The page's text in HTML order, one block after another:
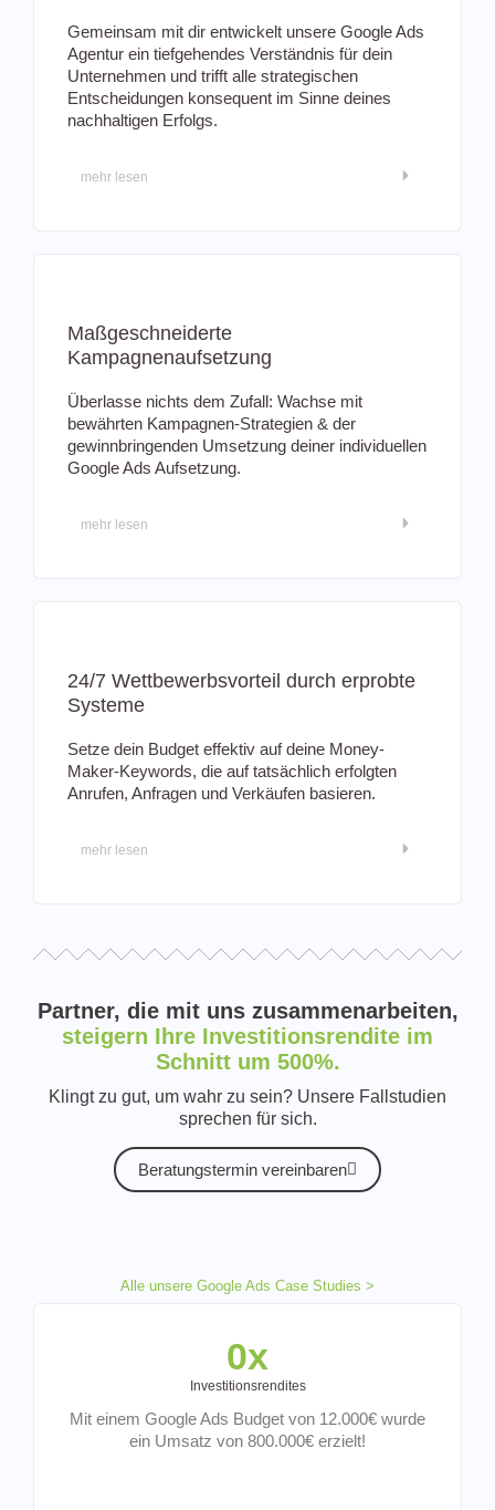
Gemeinsam mit dir entwickelt unsere Google Ads
Agentur ein tiefgehendes Verständnis für dein
Unternehmen und trifft alle strategischen
Entscheidungen konsequent im Sinne deines
nachhaltigen Erfolgs.
mehr lesen
Maßgeschneiderte
Kampagnenaufsetzung
Überlasse nichts dem Zufall: Wachse mit
bewährten Kampagnen-Strategien & der
gewinnbringenden Umsetzung deiner individuellen
Google Ads Aufsetzung.
mehr lesen
24/7 Wettbewerbsvorteil durch erprobte
Systeme
Setze dein Budget effektiv auf deine Money-
Maker-Keywords, die auf tatsächlich erfolgten
Anrufen, Anfragen und Verkäufen basieren.
mehr lesen
Partner, die mit uns zusammenarbeiten,
steigern Ihre Investitionsrendite im
Schnitt um 500%.
Klingt zu gut, um wahr zu sein? Unsere Fallstudien
sprechen für sich.
Beratungstermin vereinbaren
Alle unsere Google Ads Case Studies >
0x
Investitionsrendites
Mit einem Google Ads Budget von 12.000€ wurde
ein Umsatz von 800.000€ erzielt!